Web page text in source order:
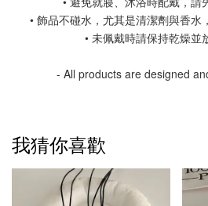
• 飾品不碰水，尤其是清潔劑與香水
• 未佩戴時請保持乾燥並
- All products are designed
我猜你喜歡